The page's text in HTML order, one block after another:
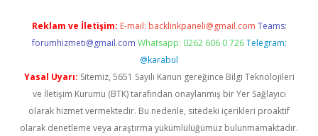
Reklam ve İletişim: E-mail: backlinkpaneli@gmail.com Teams:
forumhizmeti@gmail.com Whatsapp: 0262 606 0 726 Telegram:
@karabul
Yasal Uyarı: Sitemiz, 5651 Sayılı Kanun gereğince Bilgi Teknolojileri
ve İletişim Kurumu (BTK) tarafından onaylanmış bir Yer Sağlayıcı
olarak hizmet vermektedir. Bu nedenle, sitedeki içerikleri proaktif
olarak denetleme veya araştırma yükümlülüğümüz bulunmamaktadır.